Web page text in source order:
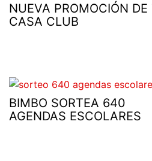
NUEVA PROMOCIÓN DE
CASA CLUB
BIMBO SORTEA 640
AGENDAS ESCOLARES